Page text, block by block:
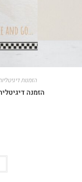
הזמנות
הזמנה